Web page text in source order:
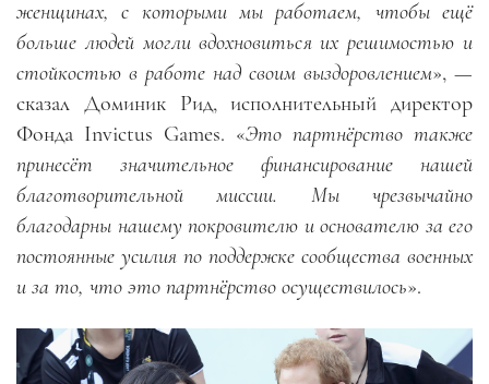
женщинах, с которыми мы работаем, чтобы ещё
больше людей могли вдохновиться их решимостью и
стойкостью в работе над своим выздоровлением», —
сказал Доминик Рид, исполнительный директор
Фонда Invictus Games. «Это партнёрство также
принесёт значительное финансирование нашей
благотворительной миссии. Мы чрезвычайно
благодарны нашему покровителю и основателю за его
постоянные усилия по поддержке сообщества военных
и за то, что это партнёрство осуществилось».